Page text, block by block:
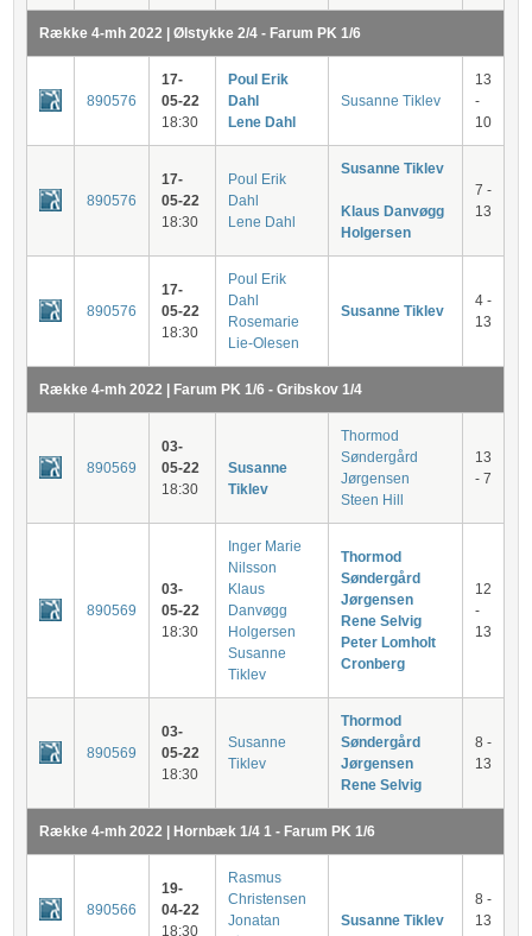
Række 4-mh 2022 | Ølstykke 2/4 - Farum PK 1/6
890576
17-
05-22
18:30
Poul Erik
Dahl
Lene Dahl
Susanne Tiklev
13
-
10
890576
17-
05-22
18:30
Poul Erik
Dahl
Lene Dahl
Susanne Tiklev
Klaus Danvøgg
Holgersen
7 -
13
890576
17-
05-22
18:30
Poul Erik
Dahl
Rosemarie
Lie-Olesen
Susanne Tiklev
4 -
13
Række 4-mh 2022 | Farum PK 1/6 - Gribskov 1/4
890569
03-
05-22
18:30
Susanne
Tiklev
Thormod
Søndergård
Jørgensen
Steen Hill
13
- 7
890569
03-
05-22
18:30
Inger Marie
Nilsson
Klaus
Danvøgg
Holgersen
Susanne
Tiklev
Thormod
Søndergård
Jørgensen
Rene Selvig
Peter Lomholt
Cronberg
12
-
13
890569
03-
05-22
18:30
Susanne
Tiklev
Thormod
Søndergård
Jørgensen
Rene Selvig
8 -
13
Række 4-mh 2022 | Hornbæk 1/4 1 - Farum PK 1/6
890566
19-
04-22
18:30
Rasmus
Christensen
Jonatan
Susanne Tiklev
8 -
13